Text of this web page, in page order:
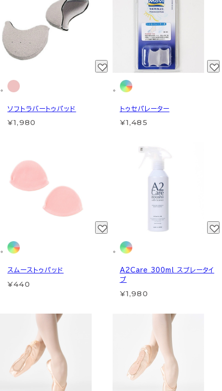
ソフトラバートゥパッド
¥1,980
トゥセパレーター
¥1,485
スムーストゥパッド
¥440
A2Care 300ml スプレータイ
プ
¥1,980